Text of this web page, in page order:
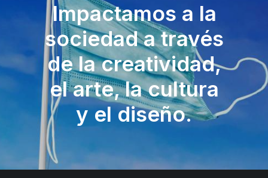
Impactamos a la
sociedad a través
de la creatividad,
el arte, la cultura
y el diseño.